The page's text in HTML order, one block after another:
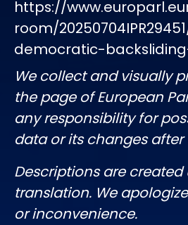
https://
room/
democratic-
We collect and visually
the page of European
any responsibility for
data or its changes
Descriptions are
translation. We
or inconvenience.